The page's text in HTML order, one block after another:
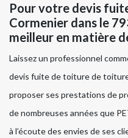
Pour votre devis
Cormenier dans le
meilleur en matière
Laissez un professionnel
devis fuite de toiture de
proposer ses prestations de
de nombreuses années que
à l’écoute des envies de ses